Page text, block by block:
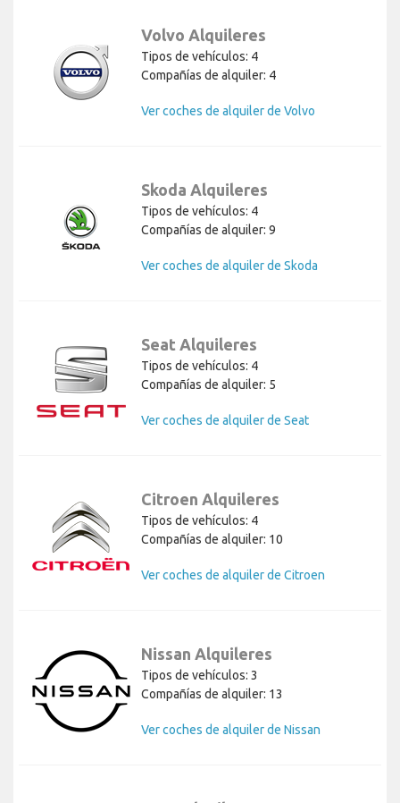
Volvo Alquileres
Tipos de vehículos: 4
Compañías de alquiler: 4
Ver coches de alquiler de Volvo
Skoda Alquileres
Tipos de vehículos: 4
Compañías de alquiler: 9
Ver coches de alquiler de Skoda
Seat Alquileres
Tipos de vehículos: 4
Compañías de alquiler: 5
Ver coches de alquiler de Seat
Citroen Alquileres
Tipos de vehículos: 4
Compañías de alquiler: 10
Ver coches de alquiler de Citroen
Nissan Alquileres
Tipos de vehículos: 3
Compañías de alquiler: 13
Ver coches de alquiler de Nissan